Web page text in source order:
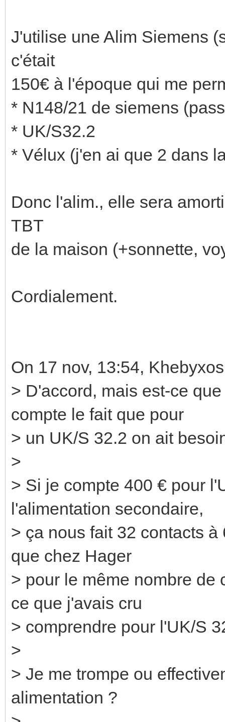
J'utilise une Alim Siemens
c'était
150€ à l'époque qui me
* N148/21 de siemens
* UK/S32.2
* Vélux (j'en ai que 2 dans
Donc l'alim., elle sera
TBT
de la maison (+sonnette,
Cordialement.
On 17 nov, 13:54,
> D'accord, mais est-ce
compte le fait que pour
> un UK/S 32.2 on ait
>
> Si je compte 400 € pour
l'alimentation secondaire,
> ça nous fait 32 contacts
que chez Hager
> pour le même nombre de
ce que j'avais cru
> comprendre pour l'UK/S
>
> Je me trompe ou
alimentation ?